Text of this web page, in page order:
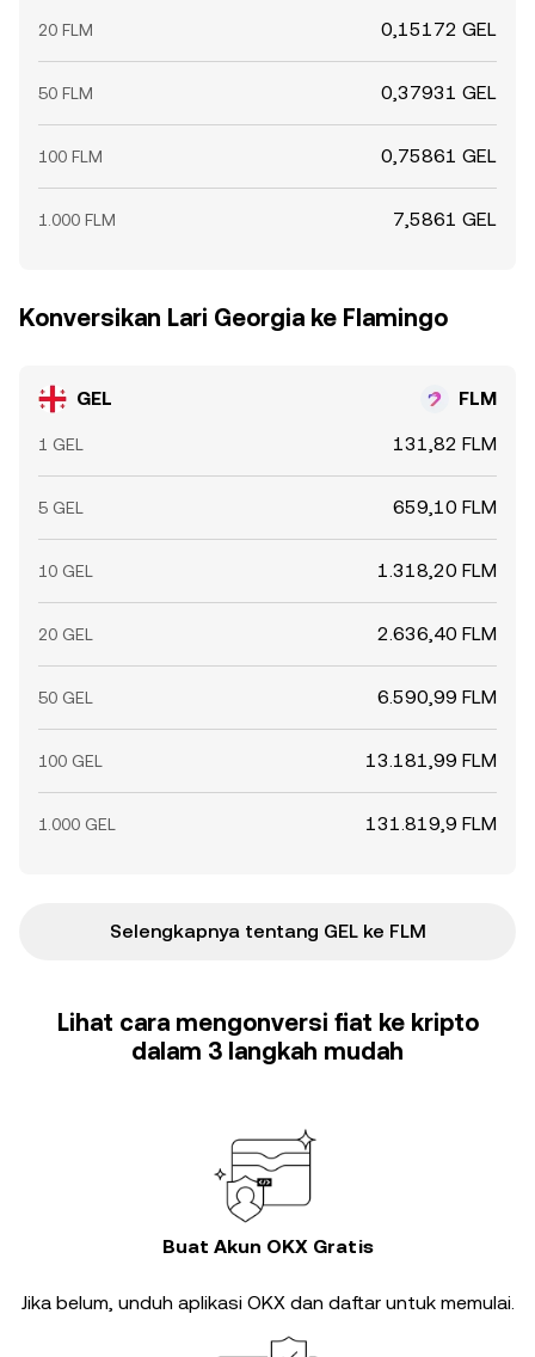
20 FLM 0,15172 GEL
50 FLM 0,37931 GEL
100 FLM 0,75861 GEL
1.000 FLM 7,5861 GEL
Konversikan Lari Georgia ke Flamingo
GEL FLM
1 GEL 131,82 FLM
5 GEL 659,10 FLM
10 GEL 1.318,20 FLM
20 GEL 2.636,40 FLM
50 GEL 6.590,99 FLM
100 GEL 13.181,99 FLM
1.000 GEL 131.819,9 FLM
Selengkapnya tentang GEL ke FLM
Lihat cara mengonversi fiat ke kripto
dalam 3 langkah mudah
Buat Akun OKX Gratis
Jika belum, unduh aplikasi OKX dan daftar untuk memulai.